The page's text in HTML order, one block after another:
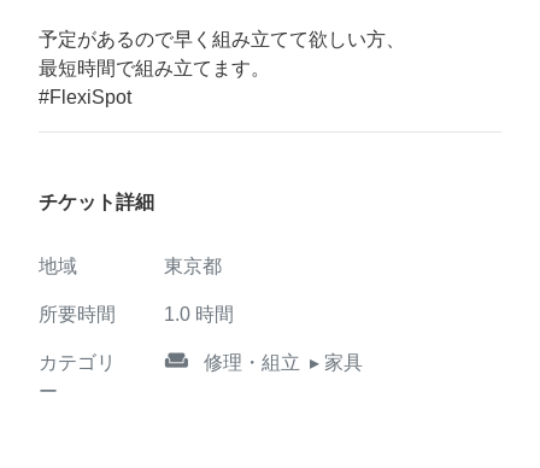
予定があるので早く組み立てて欲しい方、
最短時間で組み立てます。
#FlexiSpot
チケット詳細
地域 東京都
所要時間 1.0 時間
カテゴリ
ー
weekend 修理・組立 ▸ 家具